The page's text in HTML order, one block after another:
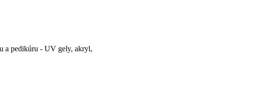
a pedikúru - UV gely, akryl,